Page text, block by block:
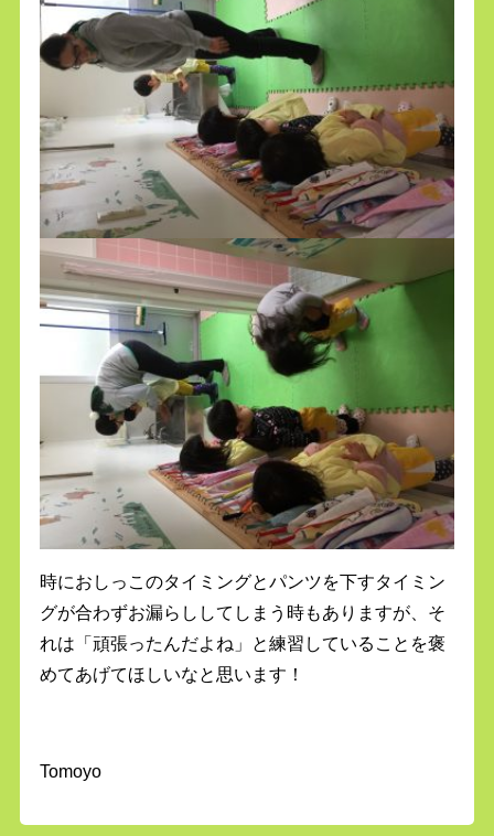
時におしっこのタイミングとパンツを下すタイミン
グが合わずお漏らししてしまう時もありますが、そ
れは「頑張ったんだよね」と練習していることを褒
めてあげてほしいなと思います！
Tomoyo